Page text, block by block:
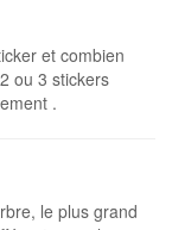
et combien
ou 3 stickers
.
le plus grand